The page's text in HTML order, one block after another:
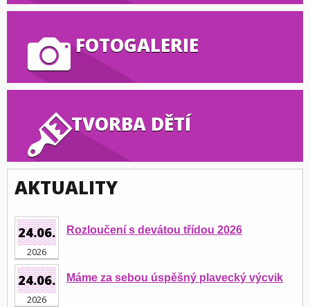
FOTOGALERIE
TVORBA DĚTÍ
AKTUALITY
24.06.
2026
Rozloučení s devátou třídou 2026
24.06.
2026
Máme za sebou úspěšný plavecký výcvik